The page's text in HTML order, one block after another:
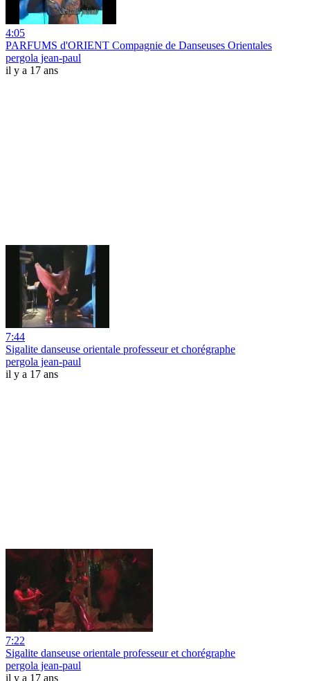
4:05
PARFUMS d'ORIENT Compagnie de Danseuses Orientales
pergola jean-paul
il y a 17 ans
7:44
Sigalite danseuse orientale professeur et chorégraphe
pergola jean-paul
il y a 17 ans
7:22
Sigalite danseuse orientale professeur et chorégraphe
pergola jean-paul
il y a 17 ans